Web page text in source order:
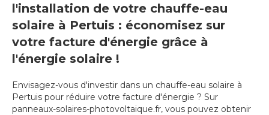
l'installation de votre chauffe-eau
solaire à Pertuis : économisez sur
votre facture d'énergie grâce à
l'énergie solaire !
Envisagez-vous d'investir dans un chauffe-eau solaire à
Pertuis pour réduire votre facture d'énergie ? Sur
panneaux-solaires-photovoltaique.fr, vous pouvez obtenir